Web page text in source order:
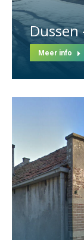
Dussen
Meer info